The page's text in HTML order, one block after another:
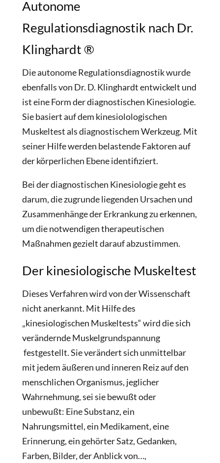
Autonome
Regulationsdiagnostik nach Dr.
Klinghardt ®
Die autonome Regulationsdiagnostik wurde
ebenfalls von Dr. D. Klinghardt entwickelt und
ist eine Form der diagnostischen Kinesiologie.
Sie basiert auf dem kinesiolologischen
Muskeltest als diagnostischem Werkzeug. Mit
seiner Hilfe werden belastende Faktoren auf
der körperlichen Ebene identifiziert.
Bei der diagnostischen Kinesiologie geht es
darum, die zugrunde liegenden Ursachen und
Zusammenhänge der Erkrankung zu erkennen,
um die notwendigen therapeutischen
Maßnahmen gezielt darauf abzustimmen.
Der kinesiologische Muskeltest
Dieses Verfahren wird von der Wissenschaft
nicht anerkannt. Mit Hilfe des
„kinesiologischen Muskeltests“ wird die sich
verändernde Muskelgrundspannung
festgestellt. Sie verändert sich unmittelbar
mit jedem äußeren und inneren Reiz auf den
menschlichen Organismus, jeglicher
Wahrnehmung, sei sie bewußt oder
unbewußt: Eine Substanz, ein
Nahrungsmittel, ein Medikament, eine
Erinnerung, ein gehörter Satz, Gedanken,
Farben, Bilder, der Anblick von…,